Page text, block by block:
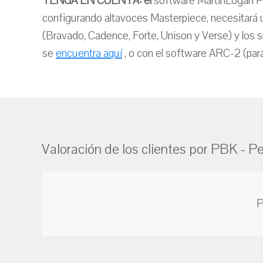
configurando altavoces Masterpiece,
(Bravado, Cadence, Forte, Unison y Verse) y
seencuentra aquí, o con el software ARC-2
Valoración de los clientes por PBK -